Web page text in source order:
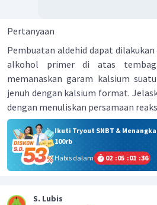
Pertanyaan
Pembuatan aldehid dapat
alkohol primer di atas
memanaskan garam kalsium
jenuh dengan kalsium format.
dengan menuliskan persamaan
Ikuti Tryout SNBT &
100rb
Habis dalam
02 :05 :01 :36
S. Lubis